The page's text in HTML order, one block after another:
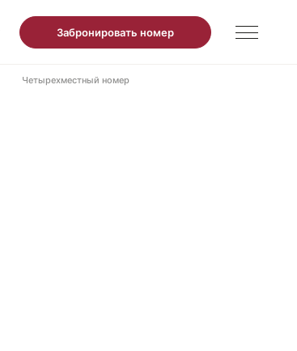
Забронировать номер
Четырехместный номер